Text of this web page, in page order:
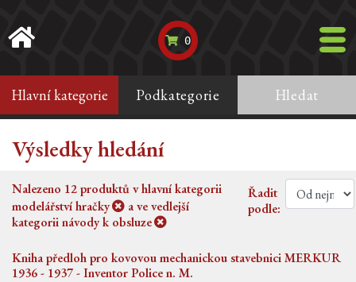
0
Hlavní kategorie Podkategorie Hledat
Výsledky hledání
Nalezeno 12produktů v hlavní kategorii
modelářství hračky
a ve vedlejší
kategoriinávody k obsluze
Řadit
podle:
Kniha předloh pro kovovou mechanickou stavebnici MERKUR
1936 - 1937 - Inventor Police n. M.